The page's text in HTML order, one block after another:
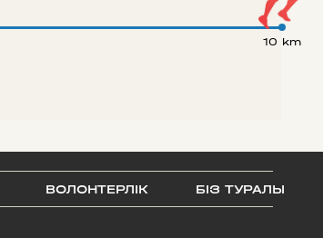
10 km
ВОЛОНТЕРЛІК БІЗ ТУРАЛЫ